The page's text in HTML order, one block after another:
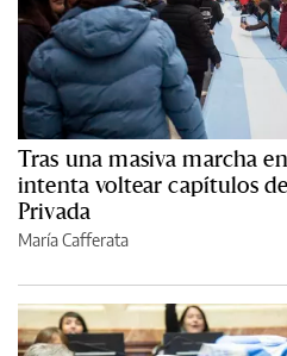
Tras una masiva marcha
intenta voltear capítulos
Privada
María Cafferata